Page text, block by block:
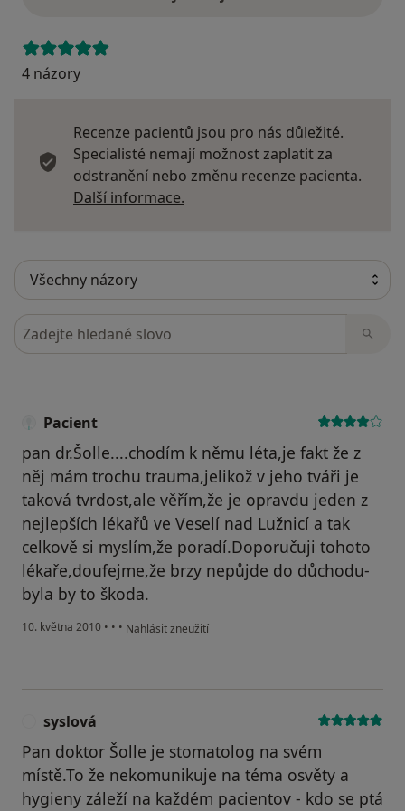
4 názory
Recenze pacientů jsou pro nás důležité.
Specialisté nemají možnost zaplatit za
odstranění nebo změnu recenze pacienta.
Další informace.
Hledejte v názorech
Pacient
pan dr.Šolle....chodím k němu léta,je fakt že z
něj mám trochu trauma,jelikož v jeho tváři je
taková tvrdost,ale věřím,že je opravdu jeden z
nejlepších lékařů ve Veselí nad Lužnicí a tak
celkově si myslím,že poradí.Doporučuji tohoto
lékaře,doufejme,že brzy nepůjde do důchodu-
byla by to škoda.
10. května 2010 • • • podle názoru uživatele Pacient
Nahlásit zneužití
syslová
Pan doktor Šolle je stomatolog na svém
místě.To že nekomunikuje na téma osvěty a
hygieny záleží na každém pacientov - kdo se ptá